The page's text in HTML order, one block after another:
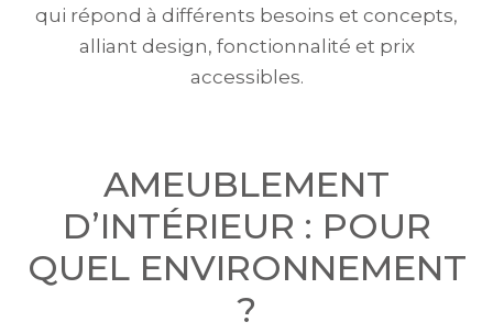
qui répond à différents besoins et concepts,
alliant design, fonctionnalité et prix
accessibles.
AMEUBLEMENT
D’INTÉRIEUR : POUR
QUEL ENVIRONNEMENT
?